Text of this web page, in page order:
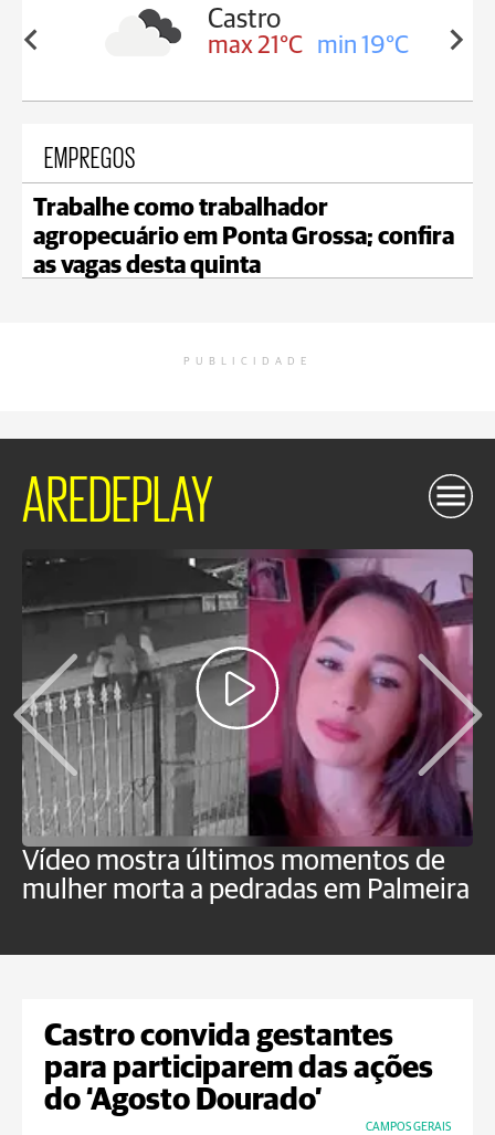
17°C
Castro
max 21°C min 19°C
EMPREGOS
Trabalhe como trabalhador
agropecuário em Ponta Grossa; confira
as vagas desta quinta
PUBLICIDADE
AREDEPLAY
Vídeo mostra últimos momentos de
mulher morta a pedradas em Palmeira
Castro convida gestantes
para participarem das ações
do ‘Agosto Dourado’
CAMPOS GERAIS